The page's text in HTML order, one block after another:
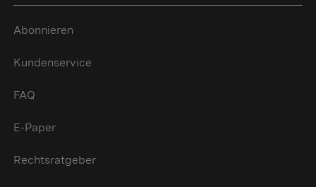
Abonnieren
Kundenservice
FAQ
E-Paper
Rechtsratgeber